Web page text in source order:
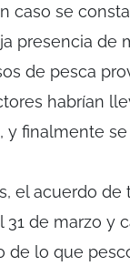
caso se
presencia de
de pesca
habrían
finalmente
el acuerdo de
de marzo y
de lo que